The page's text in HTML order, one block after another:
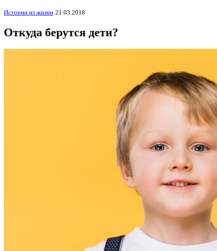
Истории из жизни 21.03.2018
Откуда берутся дети?